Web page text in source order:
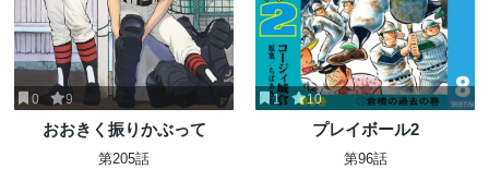
0 9
おおきく振りかぶって
第205話
1 10
プレイボール2
第96話